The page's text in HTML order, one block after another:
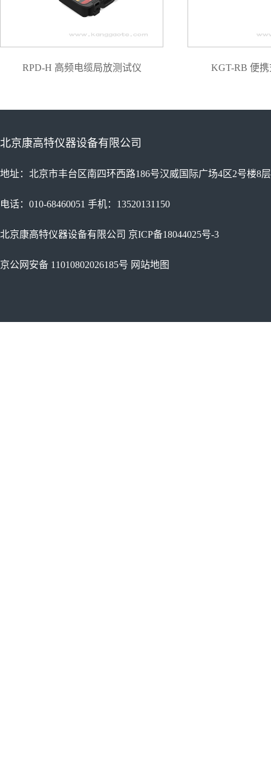
RPD-H 高频电缆局放测试仪 KGT-RB 便
北京康高特仪器设备有限公司
地址：北京市丰台区南四环西路186号汉威国际广场4区2号楼8层
电话：010-68460051 手机：13520131150
北京康高特仪器设备有限公司 京ICP备18044025号-3
京公网安备 11010802026185号 网站地图